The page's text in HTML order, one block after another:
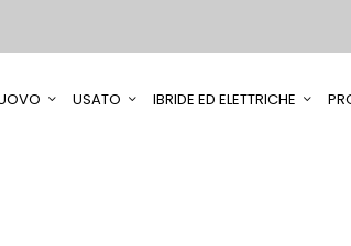
USATO IBRIDE ED ELETTRICHE